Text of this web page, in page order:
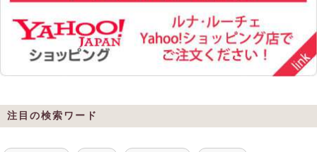
注目の検索ワード